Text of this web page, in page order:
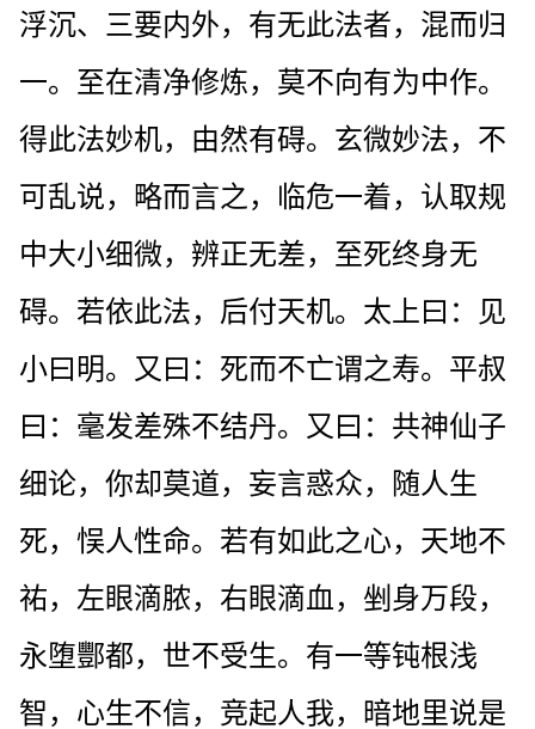
浮沉、三要内外，有无此法者，混而归
一。至在清净修炼，莫不向有为中作。
得此法妙机，由然有碍。玄微妙法，不
可乱说，略而言之，临危一着，认取规
中大小细微，辨正无差，至死终身无
碍。若依此法，后付天机。太上曰：见
小曰明。又曰：死而不亡谓之寿。平叔
曰：毫发差殊不结丹。又曰：共神仙子
细论，你却莫道，妄言惑众，随人生
死，悮人性命。若有如此之心，天地不
祐，左眼滴脓，右眼滴血，剉身万段，
永堕酆都，世不受生。有一等钝根浅
智，心生不信，竞起人我，暗地里说是